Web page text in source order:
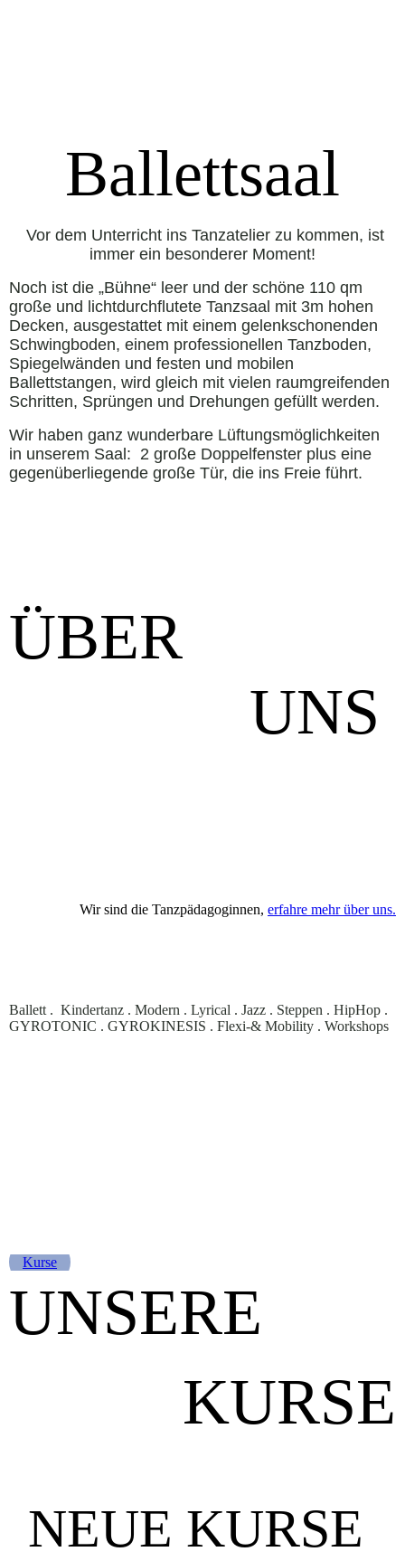
Ballettsaal
Vor dem Unterricht ins Tanzatelier zu kommen, ist
immer ein besonderer Moment!
Noch ist die „Bühne“ leer und der schöne 110 qm
große und lichtdurchflutete Tanzsaal mit 3m hohen
Decken, ausgestattet mit einem gelenkschonenden
Schwingboden, einem professionellen Tanzboden,
Spiegelwänden und festen und mobilen
Ballettstangen, wird gleich mit vielen raumgreifenden
Schritten, Sprüngen und Drehungen gefüllt werden.
Wir haben ganz wunderbare Lüftungsmöglichkeiten
in unserem Saal: 2 große Doppelfenster plus eine
gegenüberliegende große Tür, die ins Freie führt.
ÜBER
UNS
Wir sind die Tanzpädagoginnen, erfahre mehr über uns.
Ballett . Kindertanz . Modern . Lyrical . Jazz . Steppen . HipHop .
GYROTONIC . GYROKINESIS . Flexi-& Mobility . Workshops
Kurse
UNSERE
KURSE
NEUE KURSE